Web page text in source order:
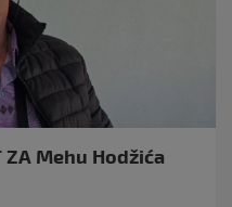
ZA Mehu Hodžića